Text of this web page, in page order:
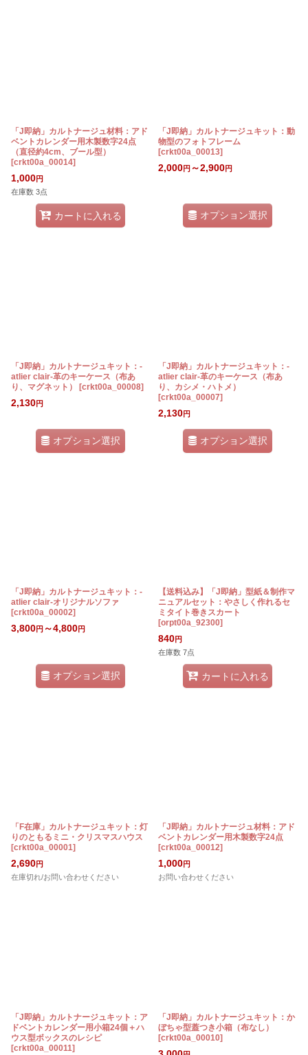
「J即納」カルトナージュ材料：アド
ベントカレンダー用木製数字24点
（直径約4cm、ブール型）
[crkt00a_00014]
1,000円
在庫数 3点
カートに入れる
「J即納」カルトナージュキット：動
物型のフォトフレーム
[crkt00a_00013]
2,000円 ～2,900円
オプション選択
「J即納」カルトナージュキット：-
atlier clair-革のキーケース（布あ
り、マグネット）
[crkt00a_00008]
2,130円
オプション選択
「J即納」カルトナージュキット：-
atlier clair-革のキーケース（布あ
り、カシメ・ハトメ）
[crkt00a_00007]
2,130円
オプション選択
「J即納」カルトナージュキット：-
atlier clair-オリジナルソファ
[crkt00a_00002]
3,800円 ～4,800円
オプション選択
【送料込み】「J即納」型紙＆制作マ
ニュアルセット：やさしく作れるセ
ミタイト巻きスカート
[orpt00a_92300]
840円
在庫数 7点
カートに入れる
「F在庫」カルトナージュキット：灯
りのともるミニ・クリスマスハウス
[crkt00a_00001]
2,690円
在庫切れ/お問い合わせください
「J即納」カルトナージュ材料：アド
ベントカレンダー用木製数字24点
[crkt00a_00012]
1,000円
お問い合わせください
「J即納」カルトナージュキット：ア
ドベントカレンダー用小箱24個＋ハ
ウス型ボックスのレシピ
[crkt00a_00011]
「J即納」カルトナージュキット：か
ぼちゃ型蓋つき小箱（布なし）
[crkt00a_00010]